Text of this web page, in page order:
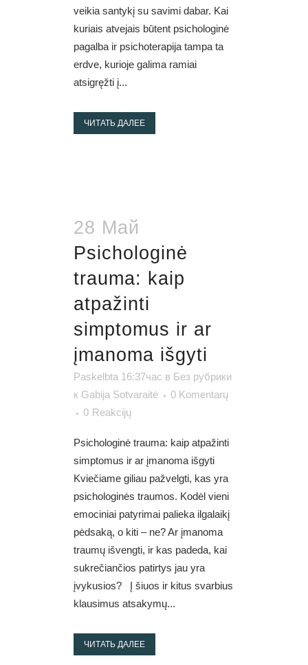
veikia santykį su savimi dabar. Kai
kuriais atvejais būtent psichologinė
pagalba ir psichoterapija tampa ta
erdve, kurioje galima ramiai
atsigręžti į...
ЧИТАТЬ ДАЛЕЕ
28 Май
Psichologinė
trauma: kaip
atpažinti
simptomus ir ar
įmanoma išgyti
Paskelbta 16:37час в Без рубрики
к Gabija Sotvaraitė
0 Komentarų
0 Reakcijų
Psichologinė trauma: kaip atpažinti
simptomus ir ar įmanoma išgyti
Kviečiame giliau pažvelgti, kas yra
psichologinės traumos. Kodėl vieni
emociniai patyrimai palieka ilgalaikį
pėdsaką, o kiti – ne? Ar įmanoma
traumų išvengti, ir kas padeda, kai
sukrečiančios patirtys jau yra
įvykusios? Į šiuos ir kitus svarbius
klausimus atsakymų...
ЧИТАТЬ ДАЛЕЕ